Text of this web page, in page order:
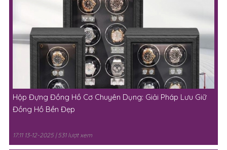
Hộp Đựng Đồng Hồ Cơ Chuyên Dụng: Giải Pháp Lưu Giữ
Đồng Hồ Bền Đẹp
17:11 13-12-2025 | 531 lượt xem